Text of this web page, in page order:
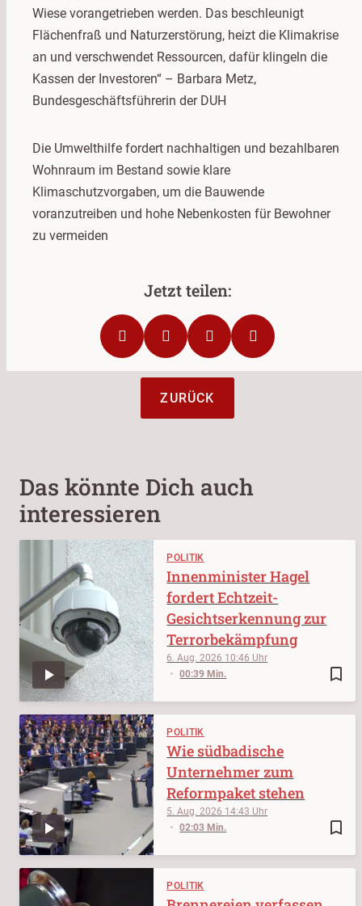
Wiese vorangetrieben werden. Das beschleunigt
Flächenfraß und Naturzerstörung, heizt die Klimakrise
an und verschwendet Ressourcen, dafür klingeln die
Kassen der Investoren“ – Barbara Metz,
Bundesgeschäftsführerin der DUH
Die Umwelthilfe fordert nachhaltigen und bezahlbaren
Wohnraum im Bestand sowie klare
Klimaschutzvorgaben, um die Bauwende
voranzutreiben und hohe Nebenkosten für Bewohner
zu vermeiden
ZURÜCK
Das könnte Dich auch
interessieren
POLITIK
bookmark_border
6. Aug. 2026 10:46
00:39 Min.
Innenminister Hagel
fordert Echtzeit-
Gesichtserkennung zur
Terrorbekämpfung
POLITIK
bookmark_border
5. Aug. 2026 14:43
02:03 Min.
Wie südbadische
Unternehmer zum
Reformpaket stehen
POLITIK